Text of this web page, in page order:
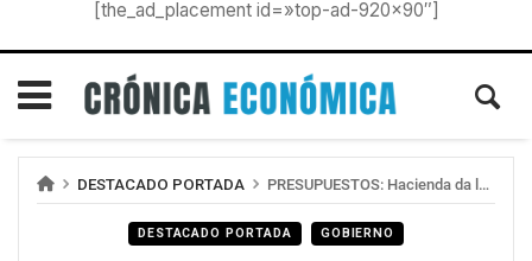
[the_ad_placement id=»top-ad-920×90″]
DESTACADO PORTADA PRESUPUESTOS: Hacienda da los primeros pasos
DESTACADO PORTADA GOBIERNO